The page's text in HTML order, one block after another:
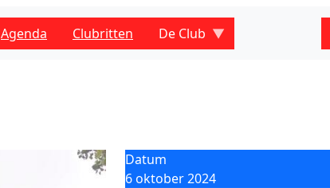
Agenda Clubritten De Club
Datum
6 oktober 2024